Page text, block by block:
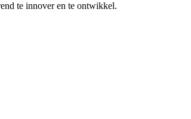
te innover en te ontwikkel.